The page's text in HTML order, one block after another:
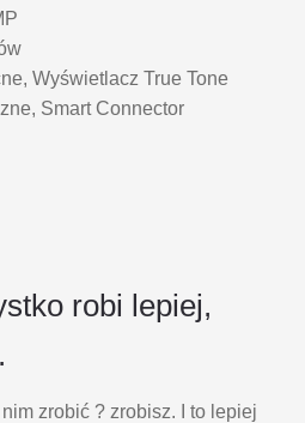
Wyświetlacz True Tone
Smart Connector
robi lepiej,
zrobić ? zrobisz. I to lepiej